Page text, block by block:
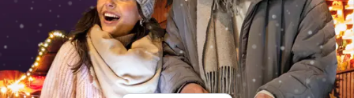
Tickets buchen
Gutscheine bestellen